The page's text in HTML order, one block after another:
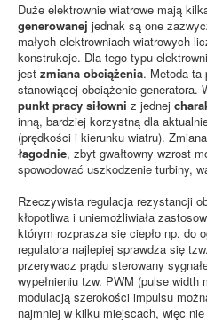
Duże elektrownie wiatrowe mają
generowanej jednak są one
małych elektrowniach wiatrowych
konstrukcje. Dla tego typu
jest zmiana obciążenia. Metoda ta
stanowiącej obciążenie generatora.
punkt pracy siłowni z jednej
inną, bardziej korzystną dla
(prędkości i kierunku wiatru).
łagodnie, zbyt gwałtowny wzrost
spowodować uszkodzenie turbiny,
Rzeczywista regulacja rezystancji
kłopotliwa i uniemożliwiała
którym rozprasza się ciepło np. do
regulatora najlepiej sprawdza się
przerywacz prądu sterowany
wypełnieniu tzw. PWM (pulse width
modulacją szerokości impulsu
najmniej w kilku miejscach, więc